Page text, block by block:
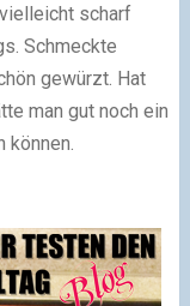
scharf
Schmeckte
gewürzt. Hat
man gut noch ein
können.